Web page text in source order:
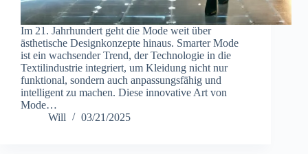
Im 21. Jahrhundert geht die Mode weit über
ästhetische Designkonzepte hinaus. Smarter Mode
ist ein wachsender Trend, der Technologie in die
Textilindustrie integriert, um Kleidung nicht nur
funktional, sondern auch anpassungsfähig und
intelligent zu machen. Diese innovative Art von
Mode…
Will
03/21/2025